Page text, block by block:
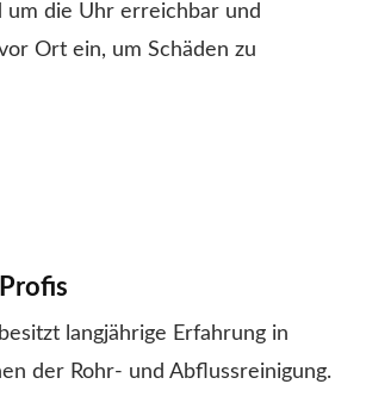
um die Uhr erreichbar und
Ort ein, um Schäden zu
langjährige Erfahrung in
der Rohr- und Abflussreinigung.